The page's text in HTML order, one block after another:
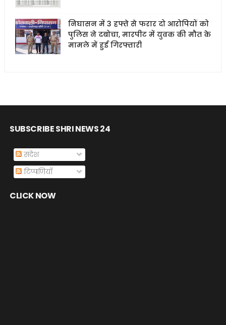
निघासन में 3 हफ्ते से फरार दो आरोपियों को
पुलिस ने दबोचा, मारपीट में युवक की मौत के
मामले में हुई गिरफ्तारी
SUBSCRIBE SHRI NEWS 24
संदेश
टिप्पणियाँ
CLICK NOW